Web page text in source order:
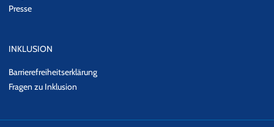
Presse
INKLUSION
Barrierefreiheitserklärung
Fragen zu Inklusion